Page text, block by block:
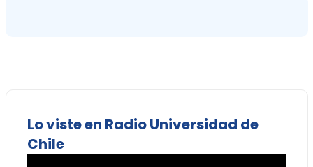
Lo viste en Radio Universidad de
Chile